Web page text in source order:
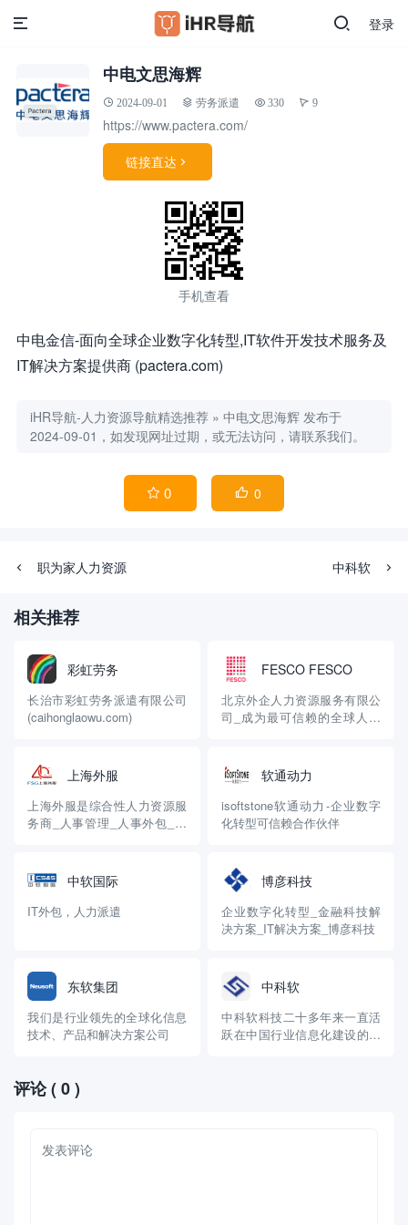
登录
中电文思海辉
2024-09-01 劳务派遣 330 9
https://www.pactera.com/
链接直达 
手机查看
中电金信-面向全球企业数字化转型,IT软件开发技术服务及
IT解决方案提供商 (pactera.com)
iHR导航-人力资源导航精选推荐 » 中电文思海辉 发布于
2024-09-01，如发现网址过期，或无法访问，请联系我们。
 0  0
职为家人力资源 中科软
相关推荐
彩虹劳务
长治市彩虹劳务派遣有限公司
(caihonglaowu.com)
FESCO FESCO
北京外企人力资源服务有限公
司_成为最可信赖的全球人力
上海外服
上海外服是综合性人力资源服
务商_人事管理_人事外包_人
软通动力
isoftstone软通动力-企业数字
化转型可信赖合作伙伴
中软国际
IT外包，人力派遣
博彦科技
企业数字化转型_金融科技解
决方案_IT解决方案_博彦科技
东软集团
我们是行业领先的全球化信息
技术、产品和解决方案公司
中科软
中科软科技二十多年来一直活
跃在中国行业信息化建设的前
评论( 0 )